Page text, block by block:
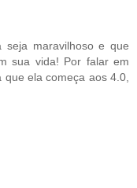
seja maravilhoso e que
sua vida! Por falar em
ela começa aos 4.0,